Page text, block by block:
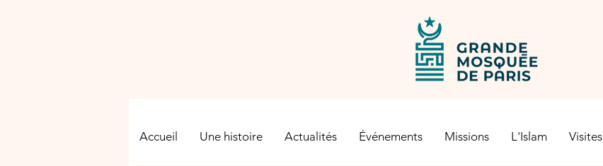
Accueil Une histoire Actualités Événements Missions L'Islam Visites